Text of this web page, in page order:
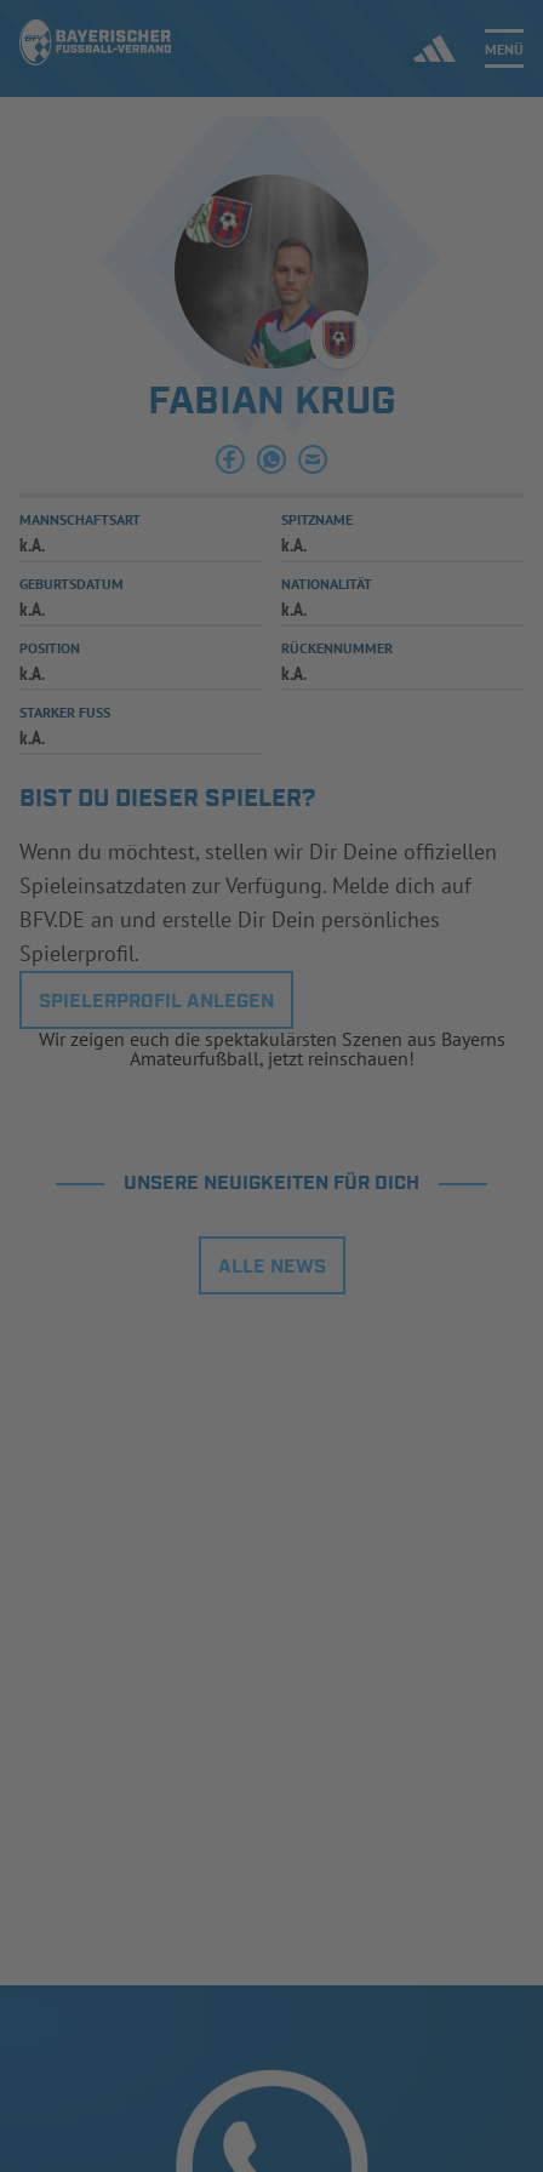
MENÜ
ERGEBNISSE & WETTBEWERBE
SPIELBETRIEB & VERBANDSLEBEN
AUSBILDUNG & FÖRDERUNG
SPIELPLUS
FABIAN KRUG
MANNSCHAFTSART
k.A.
SPITZNAME
k.A.
GEBURTSDATUM
k.A.
NATIONALITÄT
k.A.
POSITION
k.A.
RÜCKENNUMMER
k.A.
STARKER FUSS
k.A.
BIST DU DIESER SPIELER?
Wenn du möchtest, stellen wir Dir Deine offiziellen
Spieleinsatzdaten zur Verfügung. Melde dich auf
BFV.DE an und erstelle Dir Dein persönliches
Spielerprofil.
SPIELERPROFIL ANLEGEN
Wir zeigen euch die spektakulärsten Szenen aus Bayerns
Amateurfußball, jetzt reinschauen!
UNSERE NEUIGKEITEN FÜR DICH
ALLE NEWS